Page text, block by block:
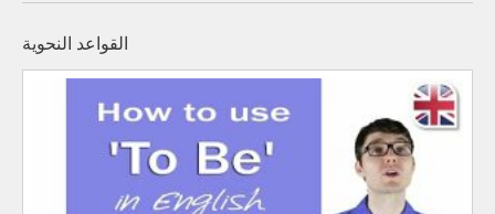
القواعد النحوية